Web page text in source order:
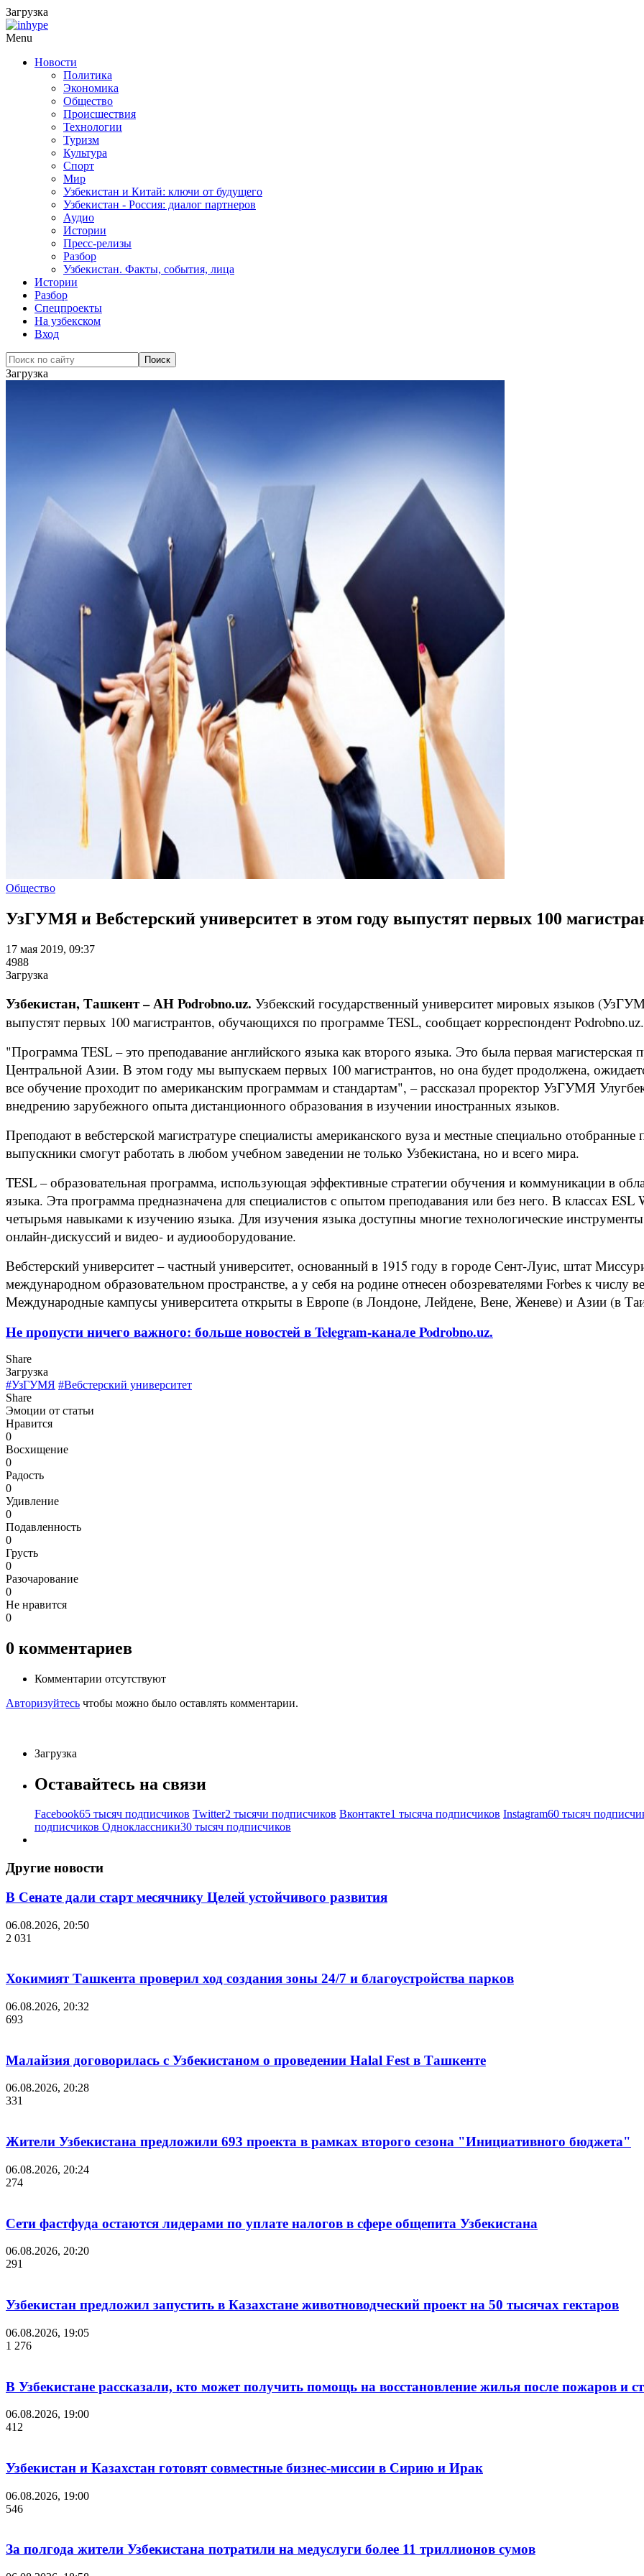
Загрузка
Menu
Новости
Политика
Экономика
Общество
Происшествия
Технологии
Туризм
Культура
Спорт
Мир
Узбекистан и Китай: ключи от будущего
Узбекистан - Россия: диалог партнеров
Аудио
Истории
Пресс-релизы
Разбор
Узбекистан. Факты, события, лица
Истории
Разбор
Спецпроекты
На узбекском
Вход
Загрузка
Общество
УзГУМЯ и Вебстерский университет в этом году выпустят первых 100
17 мая 2019, 09:37
4988
Загрузка
Узбекистан, Ташкент – АН Podrobno.uz. Узбекский государственный университет мировых языков
выпустят первых 100 магистрантов, обучающихся по программе TESL, сообщает корреспондент Podrobno.uz.
"Программа TESL – это преподавание английского языка как второго языка. Это была первая магистерская
Центральной Азии. В этом году мы выпускаем первых 100 магистрантов, но она будет продолжена,
все обучение проходит по американским программам и стандартам", – рассказал проректор УзГУМЯ
внедрению зарубежного опыта дистанционного образования в изучении иностранных языков.
Преподают в вебстерской магистратуре специалисты американского вуза и местные специально
выпускники смогут работать в любом учебном заведении не только Узбекистана, но и всего мира.
TESL – образовательная программа, использующая эффективные стратегии обучения и коммуникации в
языка. Эта программа предназначена для специалистов с опытом преподавания или без него. В классах
четырьмя навыками к изучению языка. Для изучения языка доступны многие технологические
онлайн-дискуссий и видео- и аудиооборудование.
Вебстерский университет – частный университет, основанный в 1915 году в городе Сент-Луис, штат
международном образовательном пространстве, а у себя на родине отнесен обозревателями Forbes к числу
Международные кампусы университета открыты в Европе (в Лондоне, Лейдене, Вене, Женеве) и Азии (в
Не пропусти ничего важного: больше новостей в Telegram-канале Podrobno.uz.
Share
Загрузка
#УзГУМЯ #Вебстерский университет
Share
Эмоции от статьи
Нравится
0
Восхищение
0
Радость
0
Удивление
0
Подавленность
0
Грусть
0
Разочарование
0
Не нравится
0
0 комментариев
Комментарии отсутствуют
Авторизуйтесь чтобы можно было оставлять комментарии.
Загрузка
Оставайтесь на связи
Facebook65 тысяч подписчиков Twitter2 тысячи подписчиков Вконтакте1 тысяча подписчиков Instagram60 тысяч
подписчиков Одноклассники30 тысяч подписчиков
Другие новости
В Сенате дали старт месячнику Целей устойчивого развития
06.08.2026, 20:50
2 031
Хокимият Ташкента проверил ход создания зоны 24/7 и благоустройства парков
06.08.2026, 20:32
693
Малайзия договорилась с Узбекистаном о проведении Halal Fest в Ташкенте
06.08.2026, 20:28
331
Жители Узбекистана предложили 693 проекта в рамках второго сезона "Инициативного бюджета"
06.08.2026, 20:24
274
Сети фастфуда остаются лидерами по уплате налогов в сфере общепита Узбекистана
06.08.2026, 20:20
291
Узбекистан предложил запустить в Казахстане животноводческий проект на 50 тысячах гектаров
06.08.2026, 19:05
1 276
В Узбекистане рассказали, кто может получить помощь на восстановление жилья после пожаров и
06.08.2026, 19:00
412
Узбекистан и Казахстан готовят совместные бизнес-миссии в Сирию и Ирак
06.08.2026, 19:00
546
За полгода жители Узбекистана потратили на медуслуги более 11 триллионов сумов